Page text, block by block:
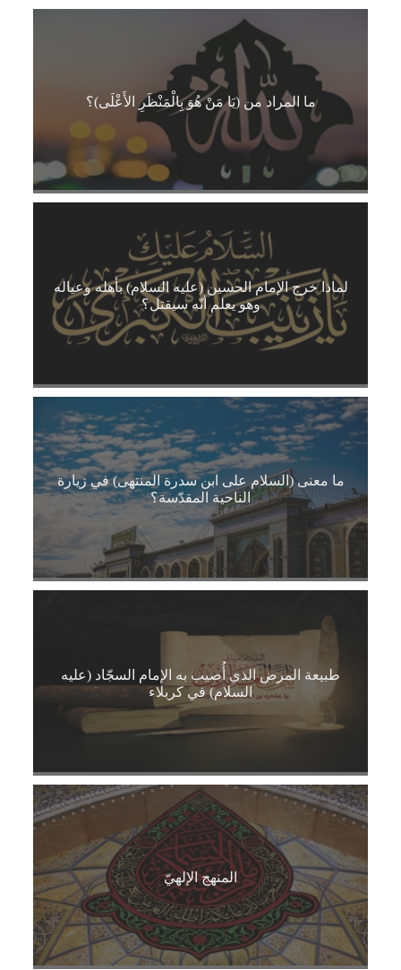
ما المراد من (يَا مَنْ هُوَ بِالْمَنْظَرِ الأَعْلَى)؟
لماذا خرج الإمام الحسين (عليه السلام) بأهله وعياله
وهو يعلم أنّه سيقتل؟
ما معنى (السلام على ابن سدرة المنتهى) في زيارة
الناحية المقدّسة؟
طبيعة المرض الذي أُصيب به الإمام السجّاد (عليه
السلام) في كربلاء
المنهج الإلهيّ